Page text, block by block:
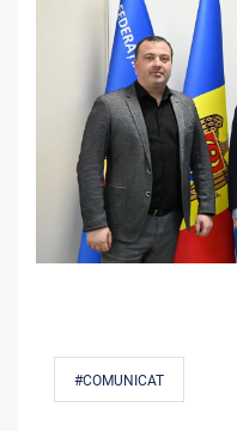
#COMUNICAT